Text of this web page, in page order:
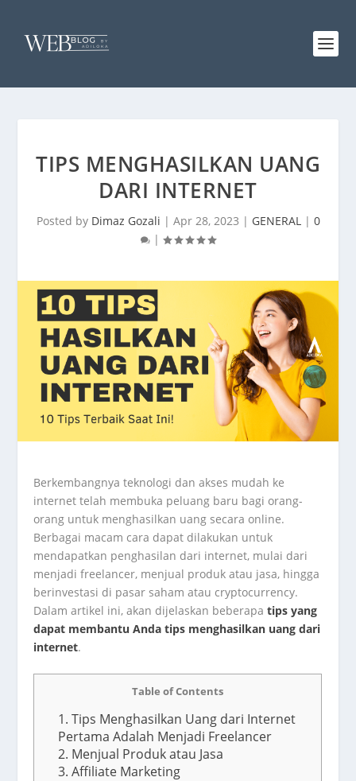
TIPS MENGHASILKAN UANG
DARI INTERNET
Posted by Dimaz Gozali | Apr 28, 2023 | GENERAL| 0
|
Berkembangnya teknologi dan akses mudah ke
internet telah membuka peluang baru bagi orang-
orang untuk menghasilkan uang secara online.
Berbagai macam cara dapat dilakukan untuk
mendapatkan penghasilan dari internet, mulai dari
menjadi freelancer, menjual produk atau jasa, hingga
berinvestasi di pasar saham atau cryptocurrency.
Dalam artikel ini, akan dijelaskan beberapatips yang
dapat membantu Anda tips menghasilkan uang dari
internet.
Table of Contents
1. Tips Menghasilkan Uang dari Internet
Pertama Adalah Menjadi Freelancer
2. Menjual Produk atau Jasa
3. Affiliate Marketing